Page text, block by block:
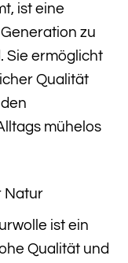
ist eine
zu
Sie ermöglicht
Qualität
mühelos
Natur
ist ein
Qualität und